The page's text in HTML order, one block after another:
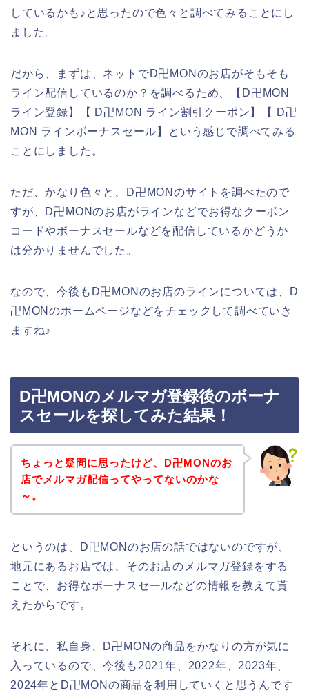
しているかも♪と思ったので色々と調べてみることにし
ました。
だから、まずは、ネットでD卍MONのお店がそもそも
ライン配信しているのか？を調べるため、【D卍MON
ライン登録】【 D卍MON ライン割引クーポン】【 D卍
MON ラインボーナスセール】という感じで調べてみる
ことにしました。
ただ、かなり色々と、D卍MONのサイトを調べたので
すが、D卍MONのお店がラインなどでお得なクーポン
コードやボーナスセールなどを配信しているかどうか
は分かりませんでした。
なので、今後もD卍MONのお店のラインについては、D
卍MONのホームページなどをチェックして調べていき
ますね♪
D卍MONのメルマガ登録後のボーナ
スセールを探してみた結果！
ちょっと疑問に思ったけど、D卍MONのお
店でメルマガ配信ってやってないのかな
～。
というのは、D卍MONのお店の話ではないのですが、
地元にあるお店では、そのお店のメルマガ登録をする
ことで、お得なボーナスセールなどの情報を教えて貰
えたからです。
それに、私自身、D卍MONの商品をかなりの方が気に
入っているので、今後も2021年、2022年、2023年、
2024年とD卍MONの商品を利用していくと思うんです